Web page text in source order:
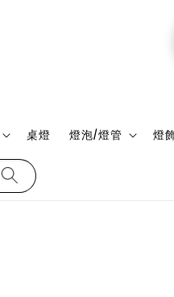
桌燈 燈泡/燈管 燈